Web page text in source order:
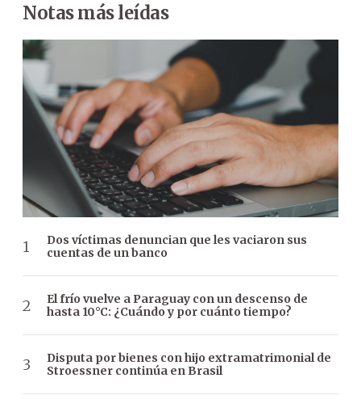
Notas más leídas
Dos víctimas denuncian que les vaciaron sus
cuentas de un banco
El frío vuelve a Paraguay con un descenso de
hasta 10°C: ¿Cuándo y por cuánto tiempo?
Disputa por bienes con hijo extramatrimonial de
Stroessner continúa en Brasil